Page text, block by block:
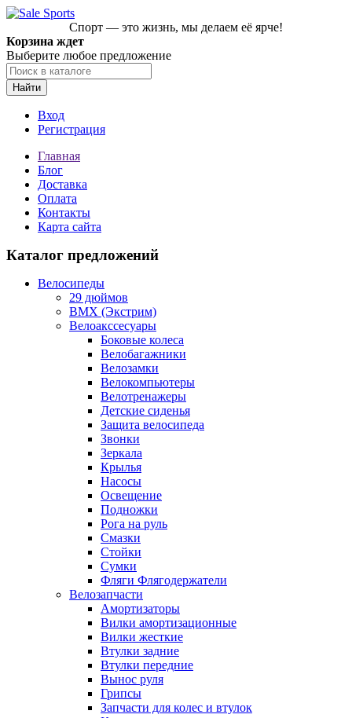
Спорт — это жизнь, мы делаем её ярче!
Корзина ждет
Выберите любое предложение
Найти
Вход
Регистрация
Главная
Блог
Доставка
Оплата
Контакты
Карта сайта
Каталог предложений
Велосипеды
29 дюймов
BMX (Экстрим)
Велоакссесуары
Боковые колеса
Велобагажники
Велозамки
Велокомпьютеры
Велотренажеры
Детские сиденья
Защита велосипеда
Звонки
Зеркала
Крылья
Насосы
Освещение
Подножки
Рога на руль
Смазки
Стойки
Сумки
Фляги Флягодержатели
Велозапчасти
Амортизаторы
Вилки амортизационные
Вилки жесткие
Втулки задние
Втулки передние
Вынос руля
Грипсы
Запчасти для колес и втулок